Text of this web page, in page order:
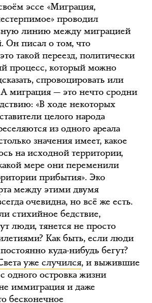
эссе «Миграция,
проводил
линию между миграцией
Он писал о том, что
такой переезд, политически
процесс, который можно
спровоцировать или
А миграция — это нечто сродни
«В ходе некоторых
целого народа
из одного ареала
значения имеет, какое
на исходной территории,
мере они переменили
прибытия». Эко
между этими двумя
очевидна, но всё же есть.
стихийное бедствие,
люди, тянется не просто
Как быть, если люди
куда-нибудь бегут?
уже случился, и выжившие
одного островка жизни
иммиграция и даже
бесконечное